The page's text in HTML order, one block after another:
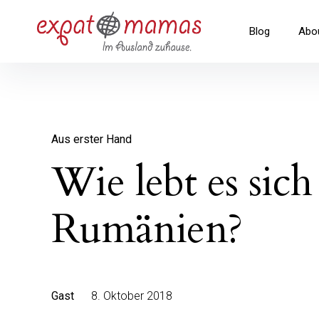
überspringenExpatmamas – im AuslandBlog
Aus erster Hand
Wie lebt es
Rumänien?
Gast 8. Oktober 2018